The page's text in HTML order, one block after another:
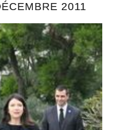
2011